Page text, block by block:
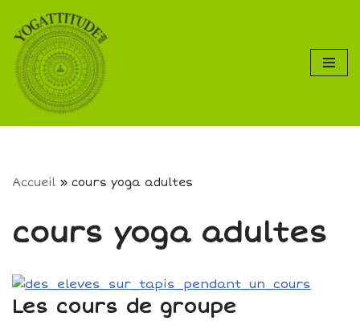
Aller
au
contenu
Accueil » cours yoga adultes
cours yoga adultes
Les cours de groupe